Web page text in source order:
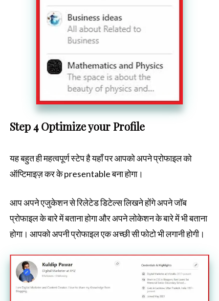
Step 4 Optimize your Profile
यह बहुत ही महत्वपूर्ण स्टेप है यहाँ पर आपको अपने प्रोफाइल को
ऑप्टिमाइज़ कर के presentable बना होगा।
आप अपने एजुकेशन से रिलेटेड डिटेल्स लिखने होंगे अपने जॉब
प्रोफाइल के बारे में बताना होगा और अपने लोकेशन के बारे में भी बताना
होगा। आपको अपनी प्रोफाइल एक अच्छी सी फोटो भी लगानी होगी।